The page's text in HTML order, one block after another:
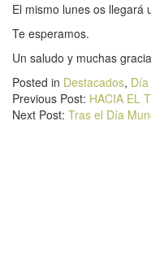
El mismo lunes os llegará
Te esperamos.
Un saludo y muchas
Posted in Destacados,
Previous Post: HACIA EL
Next Post: Tras el Día